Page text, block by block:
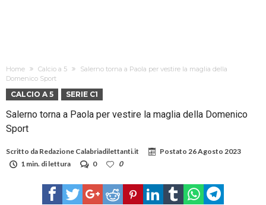
Home Calcio a 5
Salerno torna a Paola per vestire la maglia della
Domenico Sport
CALCIO A 5 SERIE C1
Salerno torna a Paola per vestire la maglia della Domenico
Sport
Scritto da Redazione Calabriadilettanti.it Postato 26 Agosto 2023
1 min. di lettura
0 0